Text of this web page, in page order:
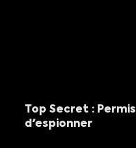
Top Secret : Permis
d'espionner